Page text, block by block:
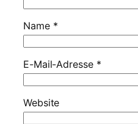
Name *
E-Mail-Adresse *
Website